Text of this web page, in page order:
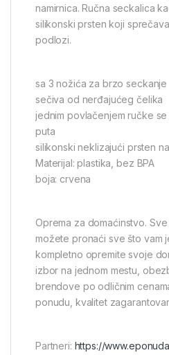
namirnica. Ručna seckalica
silikonski prsten koji
podlozi.
sa 3 nožića za brzo seckanje
sečiva od nerđajućeg čelika
jednim povlačenjem ručke
puta
silikonski neklizajući prsten
Materijal: plastika, bez BPA
boja: crvena
Oprema za domaćinstvo.
možete pronaći sve što vam
kompletno opremite svoje
izbor na jednom mestu,
brendove po odličnim
ponudu, kvalitet
Partneri: https://